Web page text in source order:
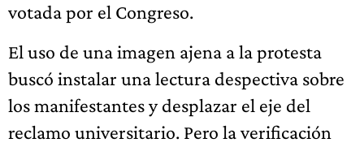
votada por el Congreso.
El uso de una imagen ajena a la protesta
buscó instalar una lectura despectiva sobre
los manifestantes y desplazar el eje del
reclamo universitario. Pero la verificación